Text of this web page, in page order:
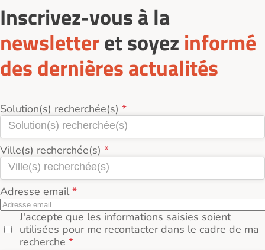
Inscrivez-vous à la
newsletteret soyez informé
des dernières actualités
Solution(s) recherchée(s)
Ville(s) recherchée(s)
Adresse email
J'accepte que les informations saisies soient
utilisées pour me recontacter dans le cadre de ma
recherche